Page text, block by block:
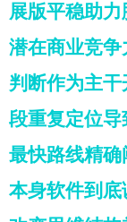
展版平稳助
潜在商业竞
判断作为主
段重复定位
最快路线精
本身软件到